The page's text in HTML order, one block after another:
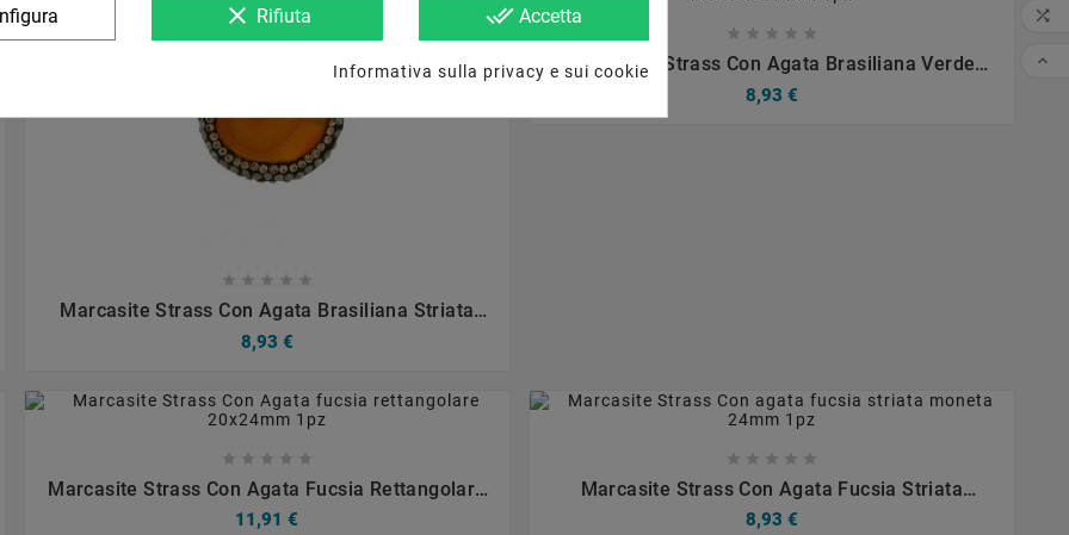
    
Marcasite Strass Con Agata Brasiliana Striata
Moneta 21mm 1pz
8,93 €
    
Marcasite Strass Con Agata Brasiliana Verde
8,93 €
    
Marcasite Strass Con Agata Fucsia Rettangolare
20x24mm 1pz
11,91 €
    
Marcasite Strass Con Agata Fucsia Striata
Moneta 24mm 1pz
8,93 €


clear Rifiuta done_all Accetta
Informativa sulla privacy e sui cookie